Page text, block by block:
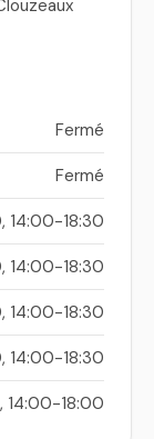
Fermé
Fermé
14:00-18:30
14:00-18:30
14:00-18:30
14:00-18:30
14:00-18:00